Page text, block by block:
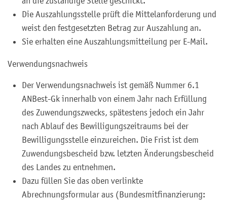
Die Auszahlungsstelle prüft die Mittelanforderung und
weist den festgesetzten Betrag zur Auszahlung an.
Sie erhalten eine Auszahlungsmitteilung per E-Mail.
Verwendungsnachweis
Der Verwendungsnachweis ist gemäß Nummer 6.1
ANBest-Gk innerhalb von einem Jahr nach Erfüllung
des Zuwendungszwecks, spätestens jedoch ein Jahr
nach Ablauf des Bewilligungszeitraums bei der
Bewilligungsstelle einzureichen. Die Frist ist dem
Zuwendungsbescheid bzw. letzten Änderungsbescheid
des Landes zu entnehmen.
Dazu füllen Sie das oben verlinkte
Abrechnungsformular aus (Bundesmitfinanzierung: